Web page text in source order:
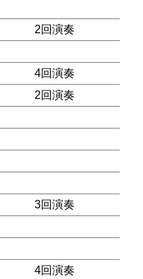
2回演奏
4回演奏
2回演奏
3回演奏
4回演奏